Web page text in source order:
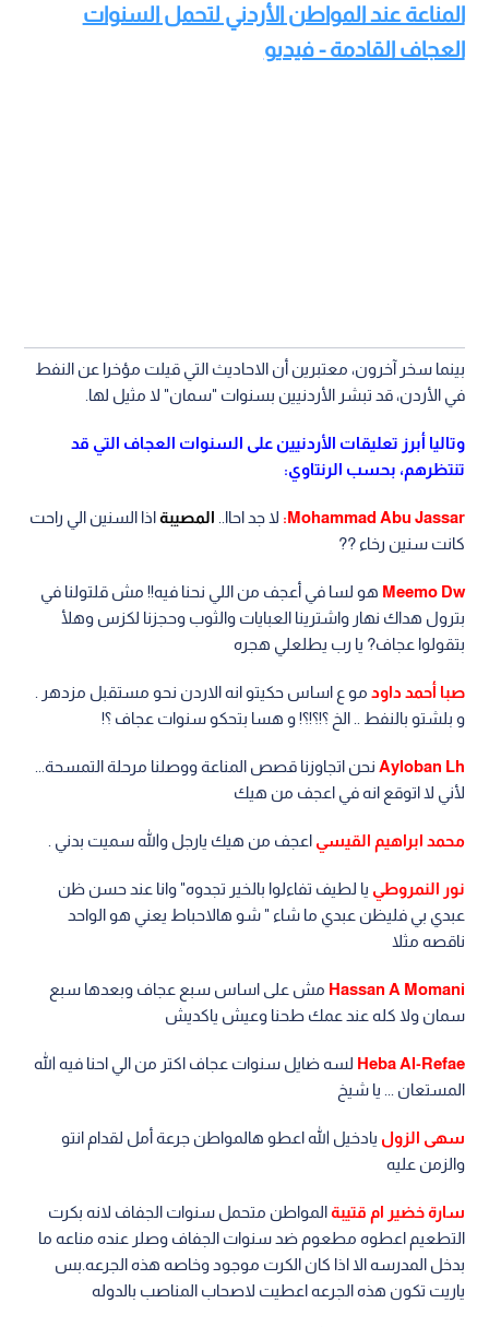
المناعة عند المواطن الأردني لتحمل السنوات
العجاف القادمة - فيديو
بينما سخر آخرون، معتبرين أن الاحاديث التي قيلت مؤخرا عن النفط
في الأردن، قد تبشر الأردنيين بسنوات "سمان" لا مثيل لها.
وتاليا أبرز تعليقات الأردنيين على السنوات العجاف التي قد
تنتظرهم، بحسب الرنتاوي:
Mohammad Abu Jassar: لا جد احاا.. المصيبةاذا السنين الي راحت
كانت سنين رخاء ??
Meemo Dw هو لسا في أعجف من اللي نحنا فيه!! مش قلتولنا في
بترول هداك نهار واشترينا العبايات والثوب وحجزنا لكزس وهلأ
بتقولوا عجاف? يا رب يطلعلي هجره
صبا أحمد داود مو ع اساس حكيتو انه الاردن نحو مستقبل مزدهر .
و بلشتو بالنفط .. الخ ؟!؟!؟! و هسا بتحكو سنوات عجاف ؟!
Ayloban Lh نحن اتجاوزنا قصص المناعة ووصلنا مرحلة التمسحة...
لأني لا اتوقع انه في اعجف من هيك
محمد ابراهيم القيسي اعجف من هيك يارجل والله سميت بدني .
نور النمروطي يا لطيف تفاءلوا بالخير تجدوه" وانا عند حسن ظن
عبدي بي فليظن عبدي ما شاء " شو هالاحباط يعني هو الواحد
ناقصه مثلا
Hassan A Momani مش على اساس سبع عجاف وبعدها سبع
سمان ولا كله عند عمك طحنا وعيش ياكديش
Heba Al-Refae لسه ضايل سنوات عجاف اكتر من الي احنا فيه الله
المستعان ... يا شيخ
سهى الزول يادخيل الله اعطو هالمواطن جرعة أمل لقدام انتو
والزمن عليه
سارة خضير ام قتيبةالمواطن متحمل سنوات الجفاف لانه بكرت
التطعيم اعطوه مطعوم ضد سنوات الجفاف وصلر عنده مناعه ما
بدخل المدرسه الا اذا كان الكرت موجود وخاصه هذه الجرعه.بس
ياريت تكون هذه الجرعه اعطيت لاصحاب المناصب بالدوله